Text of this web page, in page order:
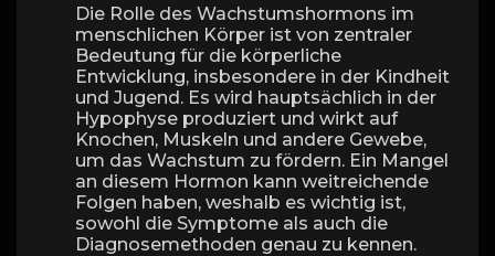
Die Rolle des Wachstumshormons im
menschlichen Körper ist von zentraler
Bedeutung für die körperliche
Entwicklung, insbesondere in der Kindheit
und Jugend. Es wird hauptsächlich in der
Hypophyse produziert und wirkt auf
Knochen, Muskeln und andere Gewebe,
um das Wachstum zu fördern. Ein Mangel
an diesem Hormon kann weitreichende
Folgen haben, weshalb es wichtig ist,
sowohl die Symptome als auch die
Diagnosemethoden genau zu kennen.